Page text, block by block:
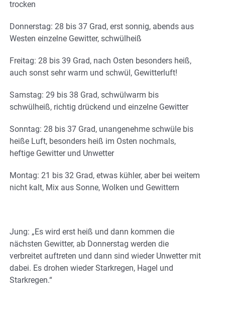
trocken
Donnerstag: 28 bis 37 Grad, erst sonnig, abends aus
Westen einzelne Gewitter, schwülheiß
Freitag: 28 bis 39 Grad, nach Osten besonders heiß,
auch sonst sehr warm und schwül, Gewitterluft!
Samstag: 29 bis 38 Grad, schwülwarm bis
schwülheiß, richtig drückend und einzelne Gewitter
Sonntag: 28 bis 37 Grad, unangenehme schwüle bis
heiße Luft, besonders heiß im Osten nochmals,
heftige Gewitter und Unwetter
Montag: 21 bis 32 Grad, etwas kühler, aber bei weitem
nicht kalt, Mix aus Sonne, Wolken und Gewittern
Jung: „Es wird erst heiß und dann kommen die
nächsten Gewitter, ab Donnerstag werden die
verbreitet auftreten und dann sind wieder Unwetter mit
dabei. Es drohen wieder Starkregen, Hagel und
Starkregen.“